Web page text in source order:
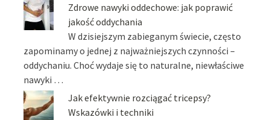
Zdrowe nawyki oddechowe: jak poprawić
jakość oddychania
W dzisiejszym zabieganym świecie, często
zapominamy o jednej z najważniejszych czynności –
oddychaniu. Choć wydaje się to naturalne, niewłaściwe
nawyki …
Jak efektywnie rozciągać tricepsy?
Wskazówki i techniki